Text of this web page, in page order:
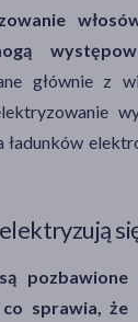
głównie z
ładunków
pozbawione
sprawia, że